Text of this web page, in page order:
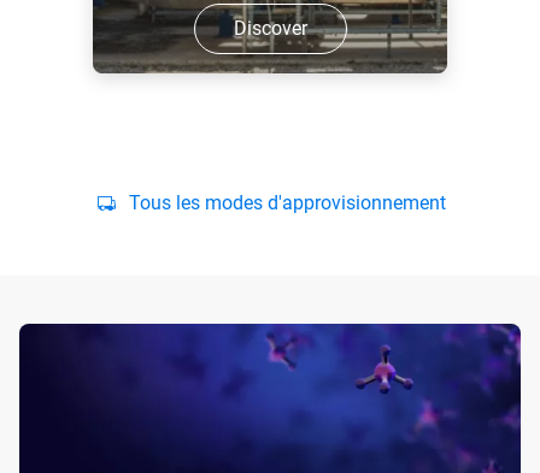
Discover
Tous les modes d'approvisionnement